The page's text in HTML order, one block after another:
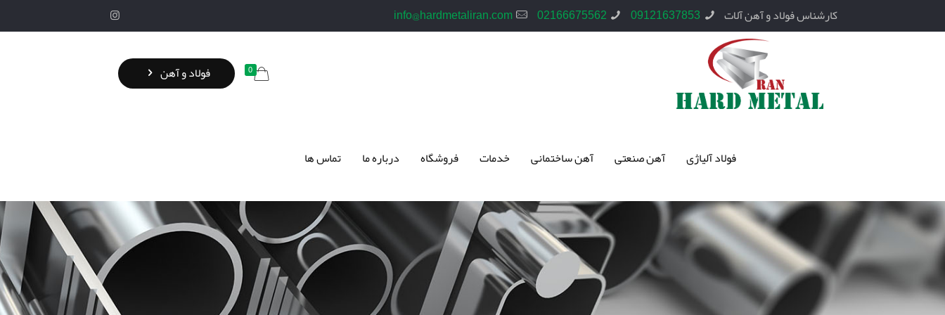
کارشناس فولاد و آهن آلات 09121637853
02166675562
info@hardmetaliran.com
فولاد آلیاژی آهن صنعتی آهن ساختمانی خدمات فروشگاه درباره ما تماس ها
0 فولاد و آهن